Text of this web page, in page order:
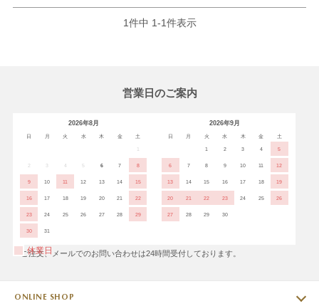
1件中 1-1件表示
営業日のご案内
2026年8月
日 月 火 水 木 金 土
2 3 5 6 7 8
9 10 11 12 13 14 15
16 17 18 19 20 21 22
23 24 25 26 27 28 29
30 31
2026年9月
日 月 火 水 木 金 土
1 2 3 4 5
6 7 8 9 10 11 12
13 14 15 16 17 18 19
20 21 22 23 24 25 26
27 28 29 30
休業日
※ご注文、メールでのお問い合わせは24時間受付しております。
ONLINE SHOP